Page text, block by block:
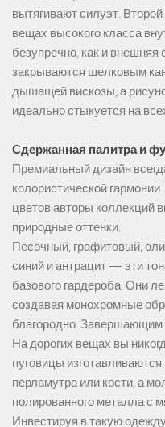
вытягивают силуэт.
вещах высокого класса
безупречно, как и
закрываются шелковым
дышащей вискозы, а
идеально стыкуется на
Сдержанная палитра и
Премиальный дизайн
колористической
цветов авторы коллекций
природные оттенки.
Песочный, графитовый,
синий и антрацит — эти
базового гардероба. Они
создавая монохромные
благородно.
На дорогих вещах вы
пуговицы изготавливаются
перламутра или кости, а
полированного металла с
Инвестируя в такую